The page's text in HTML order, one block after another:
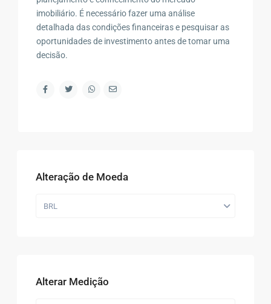
imobiliário. É necessário fazer uma análise
detalhada das condições financeiras e pesquisar as
oportunidades de investimento antes de tomar uma
decisão.
Alteração de Moeda
BRL
Alterar Medição